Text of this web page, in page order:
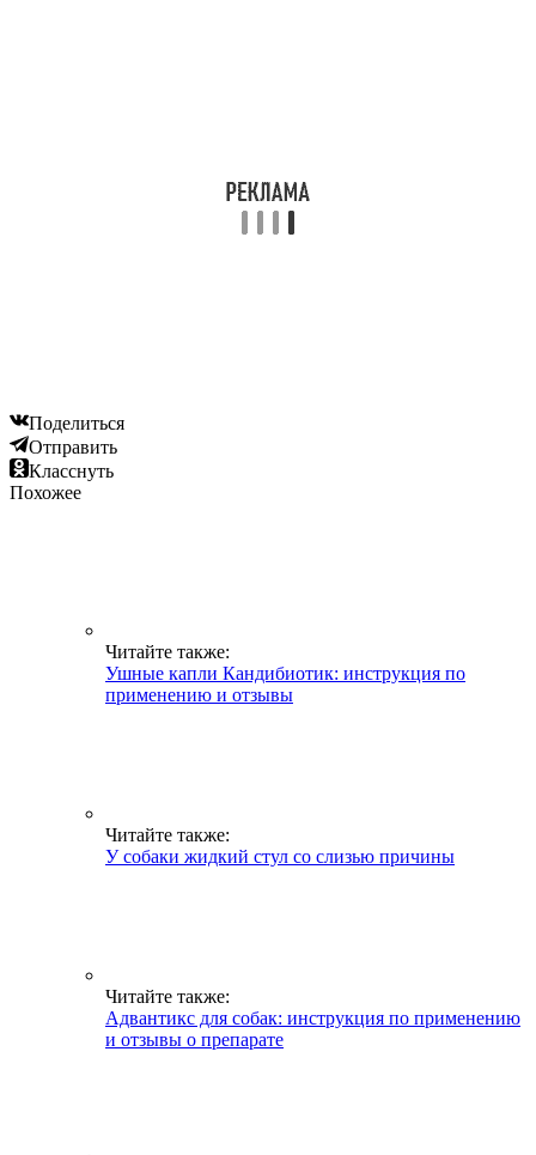
Поделиться
Отправить
Класснуть
Похожее
Читайте также:
Ушные капли Кандибиотик: инструкция по
применению и отзывы
Читайте также:
У собаки жидкий стул со слизью причины
Читайте также:
Адвантикс для собак: инструкция по применению
и отзывы о препарате